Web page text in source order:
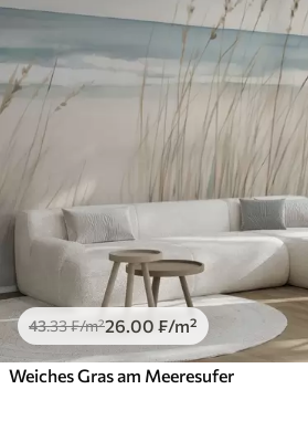
43.33₣/m²26 .00 ₣/m²
Weiches Gras am Meeresufer